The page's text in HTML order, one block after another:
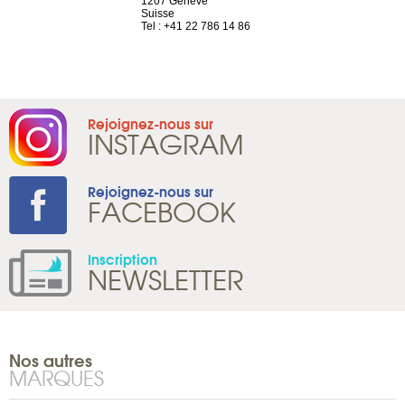
d'Antin
75009 Paris
Rejoignez-nous sur
INSTAGRAM
Rejoignez-nous sur
FACEBOOK
Inscription
NEWSLETTER
Nos autres
MARQUES